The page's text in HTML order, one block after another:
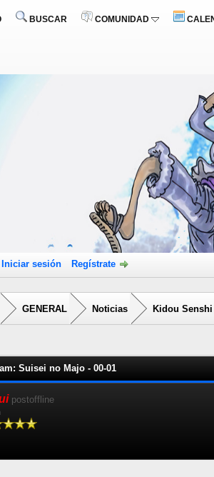
BUSCAR COMUNIDAD
Iniciar sesión Regístrate
GENERAL Noticias Kidou
Suisei no Majo - 00-01
postoffline